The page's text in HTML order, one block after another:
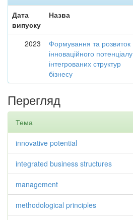
Дата
випуску
Назва
2023
Формування та розвиток
інноваційного потенціалу
інтегрованих структур
бізнесу
Перегляд
Тема
innovative potential
integrated business structures
management
methodological principles